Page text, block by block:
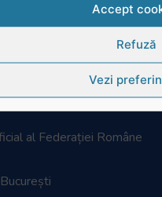
Accept
Refuză
Vezi
al Federației Române